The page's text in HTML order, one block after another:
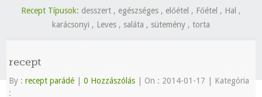
Recept Típusok: desszert , egészséges , előétel , Főétel , Hal ,
karácsonyi , Leves , saláta , sütemény , torta
recept
By :recept parádé 0 Hozzászólás On : 2014-01-17
Kategória
: